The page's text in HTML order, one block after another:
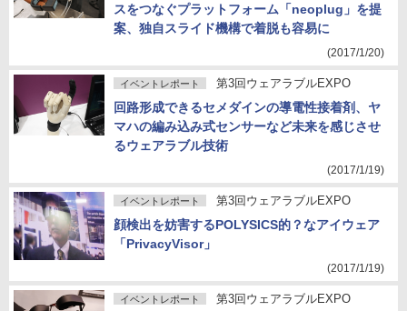
スをつなぐプラットフォーム「neoplug」を提
案、独自スライド機構で着脱も容易に
(2017/1/20)
イベントレポート 第3回ウェアラブルEXPO
回路形成できるセメダインの導電性接着剤、ヤ
マハの編み込み式センサーなど未来を感じさせ
るウェアラブル技術
(2017/1/19)
イベントレポート 第3回ウェアラブルEXPO
顔検出を妨害するPOLYSICS的？なアイウェア
「PrivacyVisor」
(2017/1/19)
イベントレポート 第3回ウェアラブルEXPO